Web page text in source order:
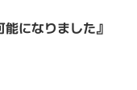
になりました』